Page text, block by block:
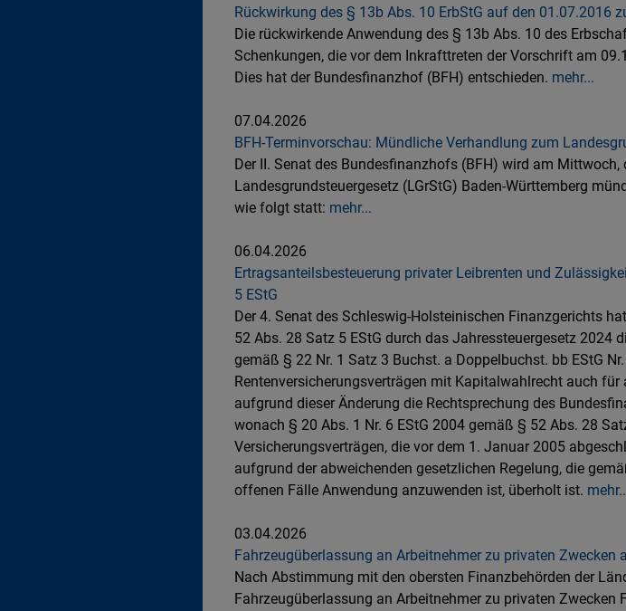
Rückwirkung des § 13b Abs. 10 ErbStG auf den 01.07.2016
Die rückwirkende Anwendung des § 13b Abs. 10 des
Schenkungen, die vor dem Inkrafttreten der Vorschrift am
Dies hat der Bundesfinanzhof (BFH) entschieden. mehr...
07.04.2026
BFH-Terminvorschau: Mündliche Verhandlung zum
Der II. Senat des Bundesfinanzhofs (BFH) wird am
Landesgrundsteuergesetz (LGrStG) Baden-Württemberg
wie folgt statt: mehr...
06.04.2026
Ertragsanteilsbesteuerung privater Leibrenten und
5 EStG
Der 4. Senat des Schleswig-Holsteinischen Finanzgerichts
52 Abs. 28 Satz 5 EStG durch das Jahressteuergesetz 2024
gemäß § 22 Nr. 1 Satz 3 Buchst. a Doppelbuchst. bb EStG
Rentenversicherungsverträgen mit Kapitalwahlrecht auch
aufgrund dieser Änderung die Rechtsprechung des
wonach § 20 Abs. 1 Nr. 6 EStG 2004 gemäß § 52 Abs. 28
Versicherungsverträgen, die vor dem 1. Januar 2005
aufgrund der abweichenden gesetzlichen Regelung, die
offenen Fälle Anwendung anzuwenden ist, überholt ist.
03.04.2026
Fahrzeugüberlassung an Arbeitnehmer zu privaten Zwecken
Nach Abstimmung mit den obersten Finanzbehörden der
Fahrzeugüberlassung an Arbeitnehmer zu privaten Zwecken